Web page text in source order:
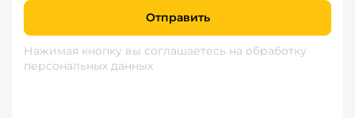
Отправить
Нажимая кнопку вы соглашаетесь на обработку
персональных данных